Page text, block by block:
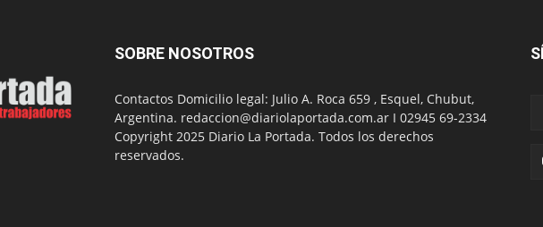
SOBRE NOSOTROS
Contactos Domicilio legal: Julio A. Roca 659 , Esquel, Chubut,
Argentina. redaccion@diariolaportada.com.ar I 02945 69-2334
Copyright 2025 Diario La Portada. Todos los derechos
reservados.